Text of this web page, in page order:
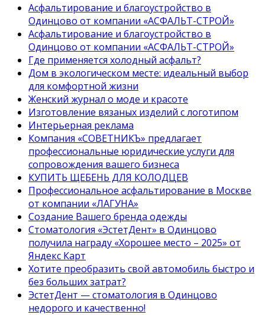
Асфальтирование и благоустройство в
Одинцово от компании «АСФАЛЬТ-СТРОЙ»
Асфальтирование и благоустройство в
Одинцово от компании «АСФАЛЬТ-СТРОЙ»
Где применяется холодный асфальт?
Дом в экологическом месте: идеальный выбор
для комфортной жизни
Женский журнал о моде и красоте
Изготовление вязаных изделий с логотипом
Интерьерная реклама
Компания «СОВЕТНИКЪ» предлагает
профессиональные юридические услуги для
сопровождения вашего бизнеса
КУПИТЬ ЩЕБЕНЬ ДЛЯ КОЛОДЦЕВ
Профессиональное асфальтирование в Москве
от компании «ЛАГУНА»
Создание Вашего бренда одежды
Стоматология «ЭстетДент» в Одинцово
получила награду «Хорошее место – 2025» от
Яндекс Карт
Хотите преобразить свой автомобиль быстро и
без больших затрат?
ЭстетДент — стоматология в Одинцово
недорого и качественно!